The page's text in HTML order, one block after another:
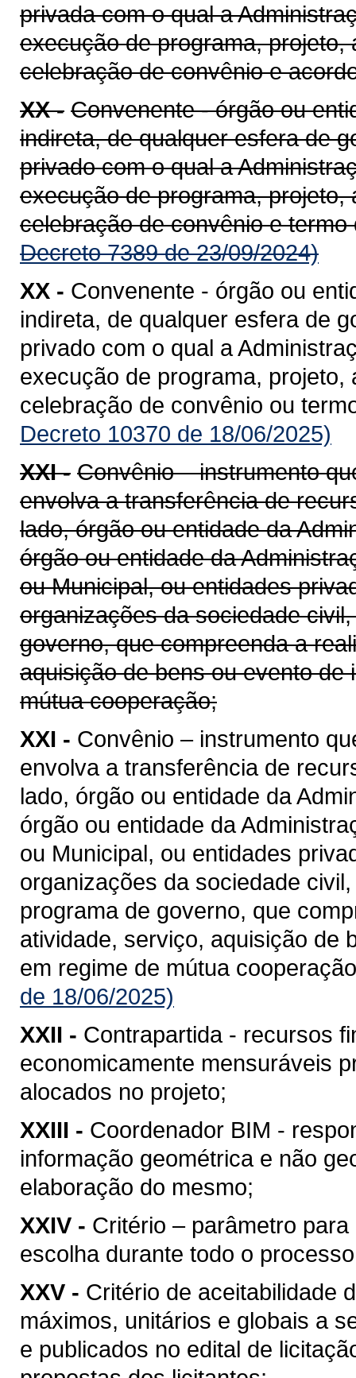
privada com o qual a
execução de programa,
celebração de convênio e
XX - Convenente - órgão ou
indireta, de qualquer esfera de
privado com o qual a
execução de programa,
celebração de convênio e
Decreto 7389 de 23/09/2024)
XX - Convenente - órgão ou
indireta, de qualquer esfera de
privado com o qual a
execução de programa,
celebração de convênio ou
Decreto 10370 de 18/06/2025)
XXI - Convênio – instrumento
envolva a transferência de
lado, órgão ou entidade da
órgão ou entidade da
ou Municipal, ou entidades
organizações da sociedade
governo, que compreenda a
aquisição de bens ou evento
mútua cooperação;
XXI - Convênio – instrumento
envolva a transferência de
lado, órgão ou entidade da
órgão ou entidade da
ou Municipal, ou entidades
organizações da sociedade
programa de governo, que
atividade, serviço, aquisição de
em regime de mútua
de 18/06/2025)
XXII - Contrapartida - recursos
economicamente mensuráveis
alocados no projeto;
XXIII - Coordenador BIM -
informação geométrica e não
elaboração do mesmo;
XXIV - Critério – parâmetro
escolha durante todo o
XXV - Critério de aceitabilidade
máximos, unitários e globais a
e publicados no edital de